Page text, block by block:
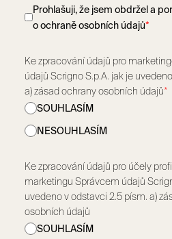
Prohlašuji, že jsem obdržel a
o ochraně osobních údajů*
Ke zpracování údajů pro
údajů Scrigno S.p.A. jak je
a) zásad ochrany osobních údajů*
SOUHLASÍM
NESOUHLASÍM
Ke zpracování údajů pro účely
marketingu Správcem údajů
uvedeno v odstavci 2.5 písm. a)
osobních údajů
SOUHLASÍM